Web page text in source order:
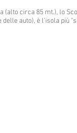
(alto circa 85 mt.), lo
auto), è l’isola